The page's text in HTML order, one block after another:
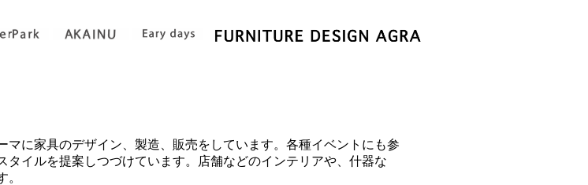
マに家具のデザイン、製造、販売をしています。各種イベントにも参
イルを提案しつづけています。店舗などのインテリアや、什器な
。